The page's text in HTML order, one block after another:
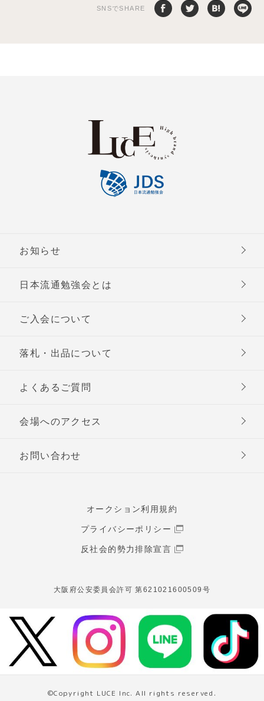
SNSでSHARE
お知らせ
日本流通勉強会とは
ご入会について
落札・出品について
よくあるご質問
会場へのアクセス
お問い合わせ
オークション利用規約
プライバシーポリシー
反社会的勢力排除宣言
大阪府公安委員会許可 第621021600509号
©Copyright LUCE Inc. All rights reserved.